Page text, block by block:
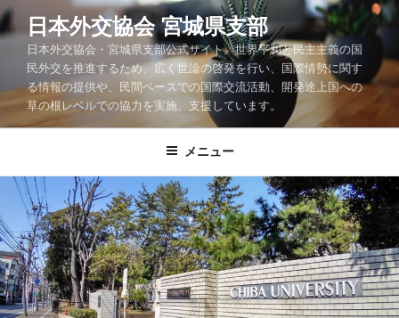
コ
ン
ツ
ッ
日本外交協会 宮城県支部
日本外交協会・宮城県支部公式サイト。世界平和と民主主義の国
民外交を推進するため、広く世論の啓発を行い、国際情勢に関す
る情報の提供や、民間ベースでの国際交流活動、開発途上国への
草の根レベルでの協力を実施、支援しています。
メニュー